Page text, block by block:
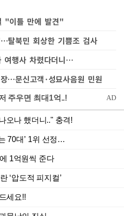
"이틀 만에 발견"
탈북민 회상한 기쁨조 검사
여행사 차렸다더니…
…문신고객·성묘사음원 민원